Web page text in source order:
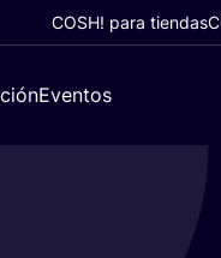
COSH! para tiendas
Eventos